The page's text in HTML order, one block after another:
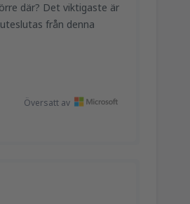
där? Det viktigaste är
från denna
Översatt av